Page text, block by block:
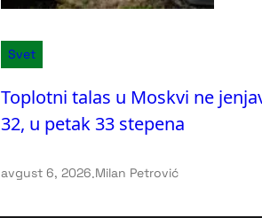
Svet
Toplotni talas u Moskvi ne
32, u petak 33 stepena
avgust 6, 2026.Milan Petrović